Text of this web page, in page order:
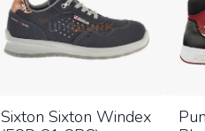
Sixton Sixton Windex